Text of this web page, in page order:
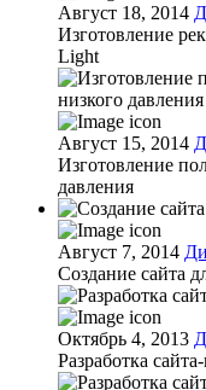
Август 18, 2014
Изготовление
Light
Август 15, 2014
Изготовление
давления
Август 7, 2014
Создание сайта
Октябрь 4, 2013
Разработка